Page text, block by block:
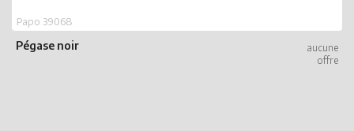
Pégase noir
Papo 39068